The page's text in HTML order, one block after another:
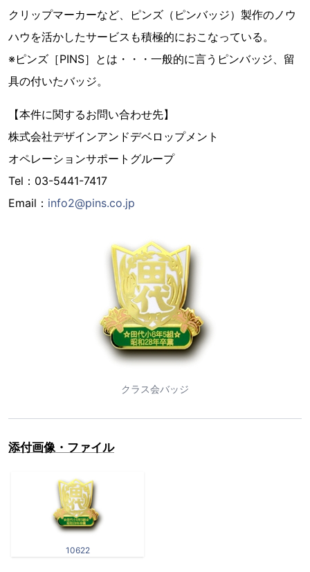
クリップマーカーなど、ピンズ（ピンバッジ）製作のノウ
ハウを活かしたサービスも積極的におこなっている。
※ピンズ［PINS］とは・・・一般的に言うピンバッジ、留
具の付いたバッジ。
【本件に関するお問い合わせ先】
株式会社デザインアンドデベロップメント
オペレーションサポートグループ
Tel：03-5441-7417
Email： info2@pins.co.jp
クラス会バッジ
添付画像・ファイル
10622